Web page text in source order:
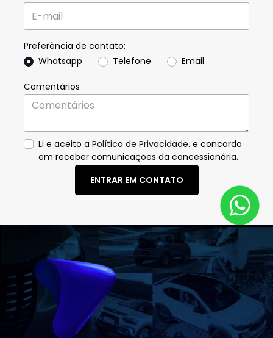
Preferência de contato:
Whatsapp
Telefone Email
Comentários
Li e aceito a Política de Privacidade. e concordo
em receber comunicações da concessionária.
ENTRAR EM CONTATO